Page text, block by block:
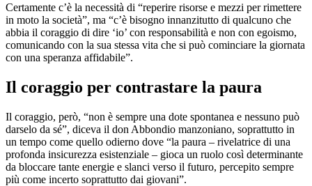
Certamente c’è la necessità di “reperire risorse e mezzi per rimettere
in moto la società”, ma “c’è bisogno innanzitutto di qualcuno che
abbia il coraggio di dire ‘io’ con responsabilità e non con egoismo,
comunicando con la sua stessa vita che si può cominciare la giornata
con una speranza affidabile”.
Il coraggio per contrastare la paura
Il coraggio, però, “non è sempre una dote spontanea e nessuno può
darselo da sé”, diceva il don Abbondio manzoniano, soprattutto in
un tempo come quello odierno dove “la paura – rivelatrice di una
profonda insicurezza esistenziale – gioca un ruolo così determinante
da bloccare tante energie e slanci verso il futuro, percepito sempre
più come incerto soprattutto dai giovani”.